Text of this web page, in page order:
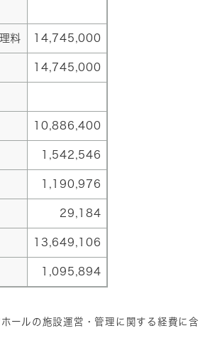
料 14,745,000
14,745,000
10,886,400
1,542,546
1,190,976
29,184
13,649,106
1,095,894
ールの施設運営・管理に関する経費に含